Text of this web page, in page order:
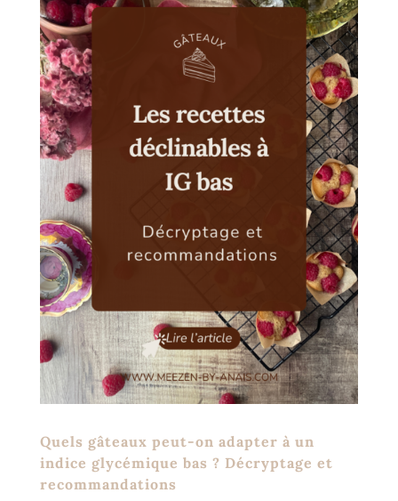
Quels gâteaux peut-on adapter à un
indice glycémique bas ? Décryptage et
recommandations